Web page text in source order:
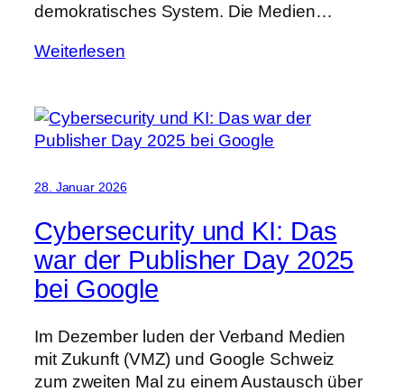
demokratisches System. Die Medien…
Weiterlesen
28. Januar 2026
Cybersecurity und KI: Das
war der Publisher Day 2025
bei Google
Im Dezember luden der Verband Medien
mit Zukunft (VMZ) und Google Schweiz
zum zweiten Mal zu einem Austausch über